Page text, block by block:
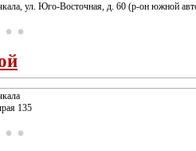
ул. Юго-Восточная, д. 60 (р-он южной
135